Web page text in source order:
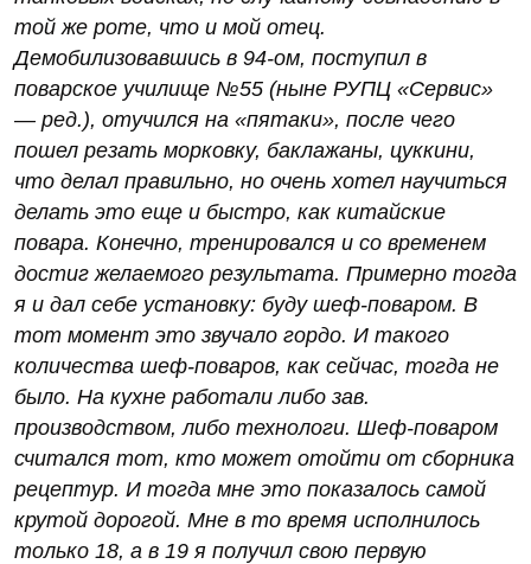
той же роте, что и мой отец.
Демобилизовавшись в 94-ом, поступил в
поварское училище №55 (ныне РУПЦ «Сервис»
— ред.), отучился на «пятаки», после чего
пошел резать морковку, баклажаны, цуккини,
что делал правильно, но очень хотел научиться
делать это еще и быстро, как китайские
повара. Конечно, тренировался и со временем
достиг желаемого результата. Примерно тогда
я и дал себе установку: буду шеф-поваром. В
тот момент это звучало гордо. И такого
количества шеф-поваров, как сейчас, тогда не
было. На кухне работали либо зав.
производством, либо технологи. Шеф-поваром
считался тот, кто может отойти от сборника
рецептур. И тогда мне это показалось самой
крутой дорогой. Мне в то время исполнилось
только 18, а в 19 я получил свою первую